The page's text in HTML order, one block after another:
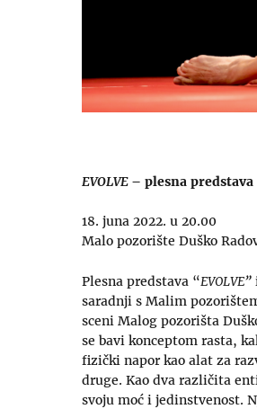
EVOLVE – plesna predstava
18. juna 2022. u 20.00
Malo pozorište Duško
Plesna predstava “EVOLVE”
saradnji s Malim
sceni Malog pozorišta
se bavi konceptom rasta,
fizički napor kao alat za
druge. Kao dva različita
svoju moć i jedinstvenost.